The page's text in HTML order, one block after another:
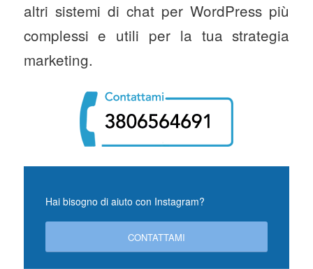
altri sistemi di chat per WordPress più
complessi e utili per la tua strategia
marketing.
Hai bisogno di aiuto con Instagram?
CONTATTAMI